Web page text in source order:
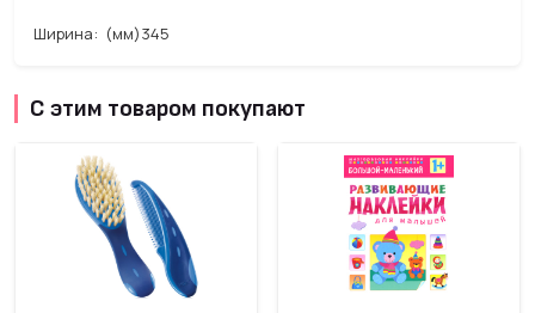
Ширина: (мм)345
С этим товаром покупают